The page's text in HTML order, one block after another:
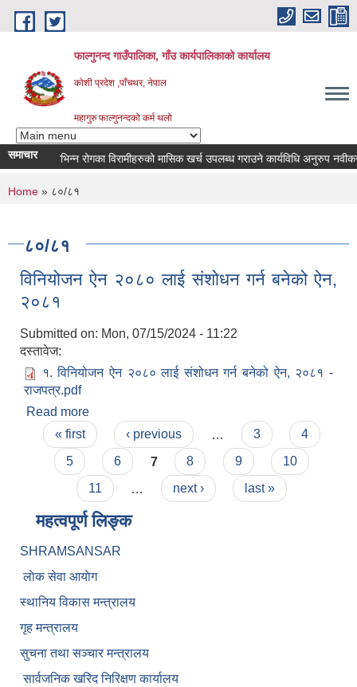
Skip to main content
फाल्गुनन्द गाउँपालिका, गाँउ कार्यपालिकाको कार्यालय
कोशी प्रदेश ,पाँचथर, नेपाल
महागुरु फाल्गुनन्दको कर्म थलो
समाचारविभिन्न रोगका विरामीहरुको मासिक खर्च उपलब्ध गराउने कार्यविधि अनुरुप नवीकरण
You are here
Home » ८०/८१
८०/८१
विनियोजन ऐन २०८० लाई संशोधन गर्न बनेको ऐन,
२०८१
Submitted on: Mon, 07/15/2024 - 11:22
दस्तावेज:
१. विनियोजन ऐन २०८० लाई संशोधन गर्न बनेको ऐन, २०८१ -
राजपत्र.pdf
Read more
२०८१
Pages
« first ‹ previous 3
4
5
6 7 8 9
10
11
next › last »
महत्वपूर्ण लिङ्क
SHRAMSANSAR
लाेक सेवा आयाेग
स्थानिय विकास मन्त्रालय
गृह मन्त्रालय
सुचना तथा सञ्चार मन्त्रालय
सार्वजनिक खरिद निरिक्षण कार्यालय